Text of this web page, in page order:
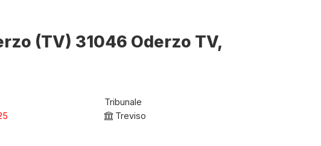
(TV) 31046 Oderzo TV,
Tribunale
Treviso